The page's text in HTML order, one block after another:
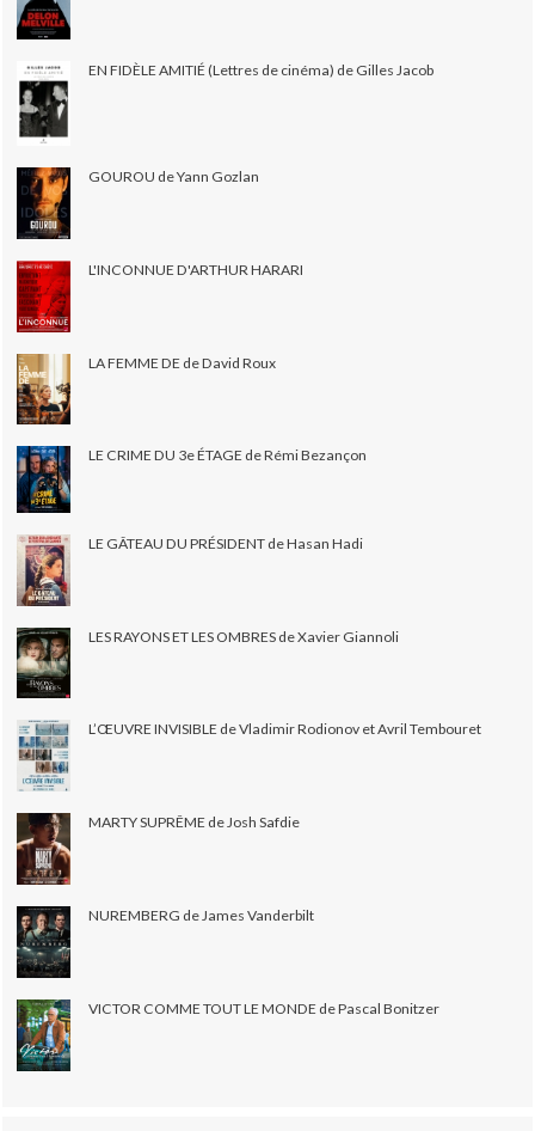
EN FIDÈLE AMITIÉ (Lettres de cinéma) de Gilles Jacob
GOUROU de Yann Gozlan
L'INCONNUE D'ARTHUR HARARI
LA FEMME DE de David Roux
LE CRIME DU 3e ÉTAGE de Rémi Bezançon
LE GÂTEAU DU PRÉSIDENT de Hasan Hadi
LES RAYONS ET LES OMBRES de Xavier Giannoli
L’ŒUVRE INVISIBLE de Vladimir Rodionov et Avril Tembouret
MARTY SUPRÊME de Josh Safdie
NUREMBERG de James Vanderbilt
VICTOR COMME TOUT LE MONDE de Pascal Bonitzer